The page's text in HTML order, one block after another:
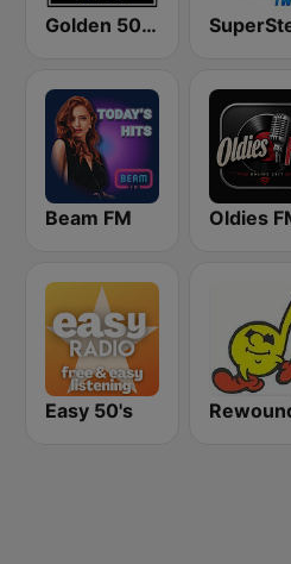
Golden 50/70s Hits
Beam FM
Easy 50's